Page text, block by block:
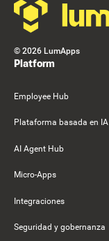
© 2026 LumApps
Platform
Employee Hub
Plataforma basada en IA
AI Agent Hub
Micro-Apps
Integraciones
Seguridad y gobernanza